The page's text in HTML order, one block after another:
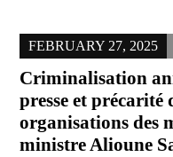
FEBRUARY 27, 2025
Criminalisation
presse et précarité
organisations des
ministre Alioune